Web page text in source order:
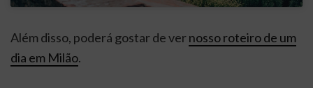
Além disso, poderá gostar de vernosso roteiro de um
dia em Milão.